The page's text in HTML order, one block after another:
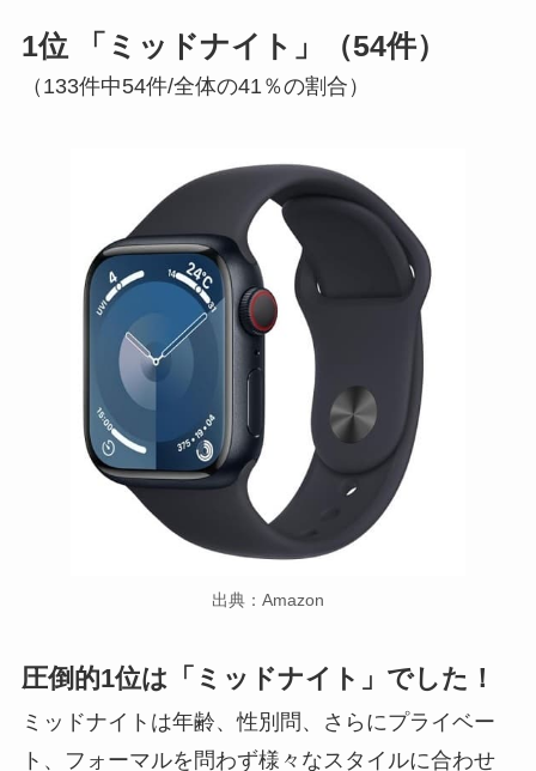
1位 「ミッドナイト」（54件）
（133件中54件/全体の41％の割合）
出典：Amazon
圧倒的1位は「ミッドナイト」でした！
ミッドナイトは年齢、性別問、さらにプライベー
ト、フォーマルを問わず様々なスタイルに合わせ